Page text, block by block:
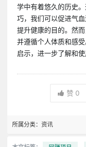
学中有着悠久的历史
巧，我们可以促进气
提升健康的目的。然
并遵循个人体质和感
启示，进一步了解和
赞 0
所属分类： 资讯